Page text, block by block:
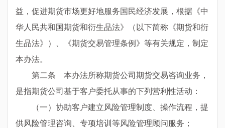
益，促进期货市场更好地服务国民经济发展，根据《中
华人民共和国期货和衍生品法》（以下简称《期货和衍
生品法》）、《期货交易管理条例》等有关规定，制定
本办法。
第二条 本办法所称期货公司期货交易咨询业务，
是指期货公司基于客户委托从事的下列营利性活动：
（一）协助客户建立风险管理制度、操作流程，提
供风险管理咨询、专项培训等风险管理顾问服务；